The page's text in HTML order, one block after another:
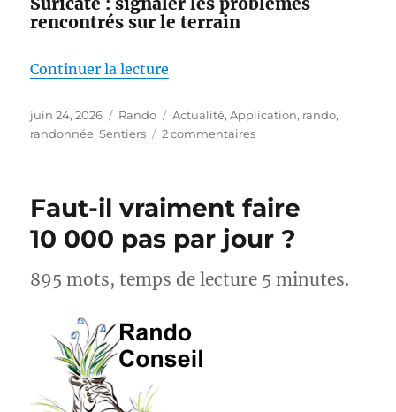
rencontrés sur le terrain
Continuer la lecture
Publié
le
juin 24, 2026 Catégories
Rando Étiquettes
Actualité,Application, rando,
randonnée,Sentiers 2 commentairessur
pour
des
avec
Faut-il vraiment faire
10 000 pas par jour ?
895 mots, temps de lecture 5 minutes.